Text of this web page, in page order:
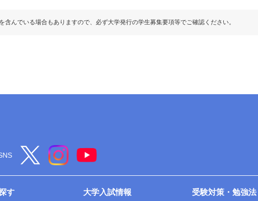
んでいる場合もありますので、必ず大学発行の学生募集要項等でご確認ください。
す 大学入試情報 受験対策・勉強法